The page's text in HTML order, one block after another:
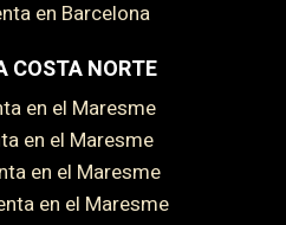
en Barcelona
COSTA NORTE
en el Maresme
en el Maresme
en el Maresme
en el Maresme